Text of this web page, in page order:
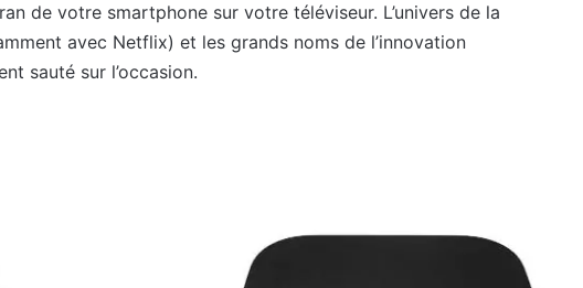
de votre smartphone sur votre téléviseur. L’univers de la
avec Netflix) et les grands noms de l’innovation
sauté sur l’occasion.